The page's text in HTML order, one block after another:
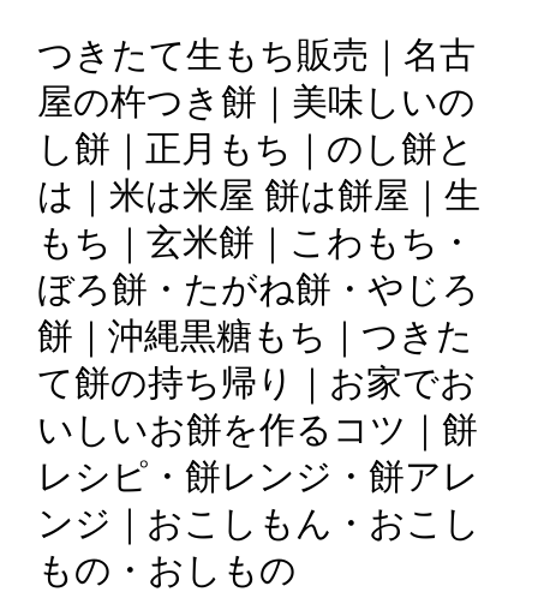
つきたて生もち販売｜名古
屋の杵つき餅｜美味しいの
し餅｜正月もち｜のし餅と
は｜米は米屋 餅は餅屋｜生
もち｜玄米餅｜こわもち・
ぼろ餅・たがね餅・やじろ
餅｜沖縄黒糖もち｜つきた
て餅の持ち帰り｜お家でお
いしいお餅を作るコツ｜餅
レシピ・餅レンジ・餅アレ
ンジ｜おこしもん・おこし
もの・おしもの